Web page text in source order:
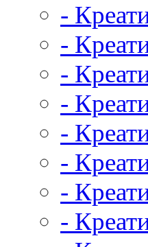
-
-
-
-
-
-
-
-